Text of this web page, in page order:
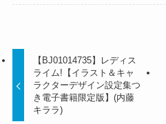
【BJ01014735】レディス
ライム!【イラスト＆キャ
ラクターデザイン設定集つ
き電子書籍限定版】(内藤
キララ)